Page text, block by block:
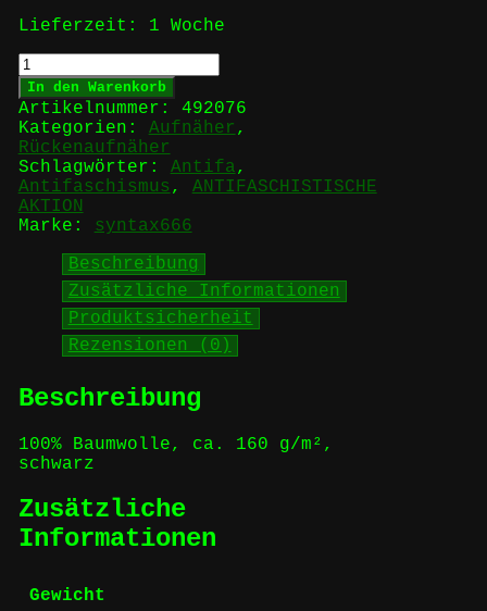
Lieferzeit: 1 Woche
ANTIFASCHISTISCHE
AKTION
(schwarz/schwarz)
-
Rückenaufnäher
Menge
In den Warenkorb
Artikelnummer: 492076
Kategorien: Aufnäher ,
Rückenaufnäher
Schlagwörter: Antifa,
Antifaschismus , ANTIFASCHISTISCHE
AKTION
Marke: syntax666
Beschreibung
Zusätzliche Informationen
Produktsicherheit
Rezensionen (0)
Beschreibung
100% Baumwolle, ca. 160 g/m²,
schwarz
Zusätzliche
Informationen
Gewicht